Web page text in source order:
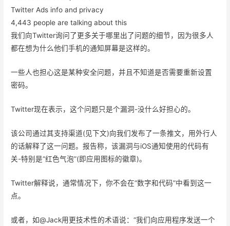
Twitter Ads info and privacy
4,443 people are talking about this
我们向Twitter询问了更多关于哪里出了问题的细节，因为很多人
都在想为什么他们手机的通知屏幕是这样的。
一些人也担心这是某种安全问题，并且不知道是否需要重新设置
密码。
Twitter现在表示，这个问题只是个漏洞-没什么好担心的。
该公司通过其支持渠道(见下文)向我们发布了一条推文，用外行人
的话解释了这一问题。报告称，该漏洞与iOS通知使用的代码有
关-特别是“红色气泡”(即应用图标的徽章)。
Twitter解释说，通常情况下，你不会在“数字和代码”中看到这一
点。
或者，如@Jack用更技术性的术语说：“我们向应用程序发送一个